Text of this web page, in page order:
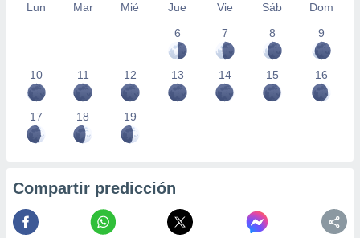
Lun Mar Mié Jue Vie Sáb
Dom
6
7 8 9
10 11 12 13 14 15 16
17 18 19
Compartir predicción